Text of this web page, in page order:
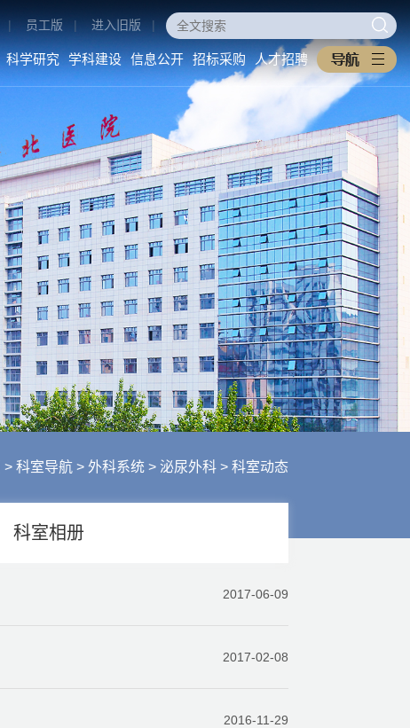
医学教育
本科生教育
研究生教育
住培专培
继续教育
教学之窗
规章制度
下载专区
科学研究
科研动态
科研管理
学科建设
重点学科
医工交叉
中西医协同旗舰医院
信息公开
医院概况
医院环境
行风建设
招标采购
采购公告
中标公告
人才招聘
| 员工版 | 进入旧版 |
科学研究 学科建设 信息公开 招标采购 人才招聘
> 科室导航 > 外科系统 > 泌尿外科 > 科室动态
科室相册
2017-06-09
2017-02-08
2016-11-29